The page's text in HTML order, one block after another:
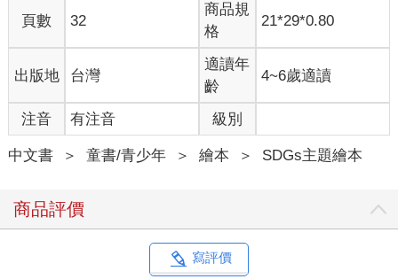
頁數 32
商品規
格
21*29*0.80
出版地 台灣
適讀年
齡
4~6歲適讀
注音 有注音 級別
中文書 ＞ 童書/青少年 ＞ 繪本 ＞ SDGs主題繪本
商品評價
寫評價